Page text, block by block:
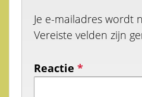
Je e-mailadres wordt
Vereiste velden zijn
Reactie *